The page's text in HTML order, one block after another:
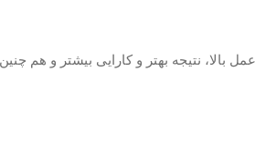
نتیجه بهتر و کارایی بیشتر و هم